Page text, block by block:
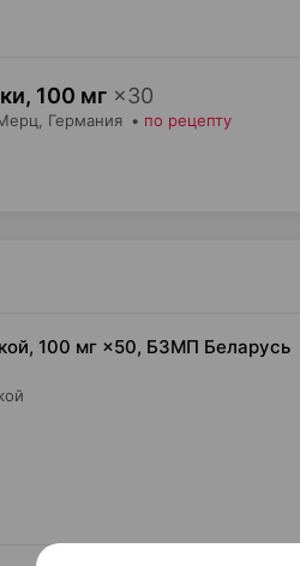
, 100 мг ×30
, Германия • по рецепту
100 мг ×50, БЗМП Беларусь